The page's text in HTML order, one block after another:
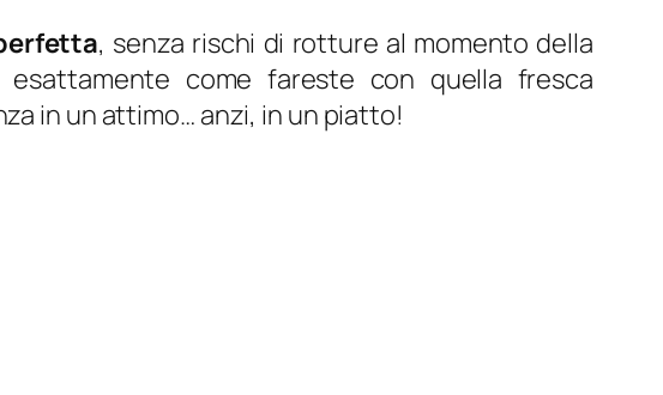
, senza rischi di rotture al momento della
come fareste con quella fresca
in un attimo… anzi, in un piatto!